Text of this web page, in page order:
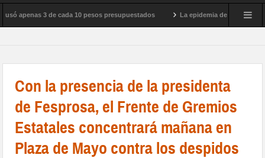
3 de cada 10 pesos presupuestados La epidemia de influenza está
Con la presencia de la presidenta
de Fesprosa, el Frente de Gremios
Estatales concentrará mañana en
Plaza de Mayo contra los despidos